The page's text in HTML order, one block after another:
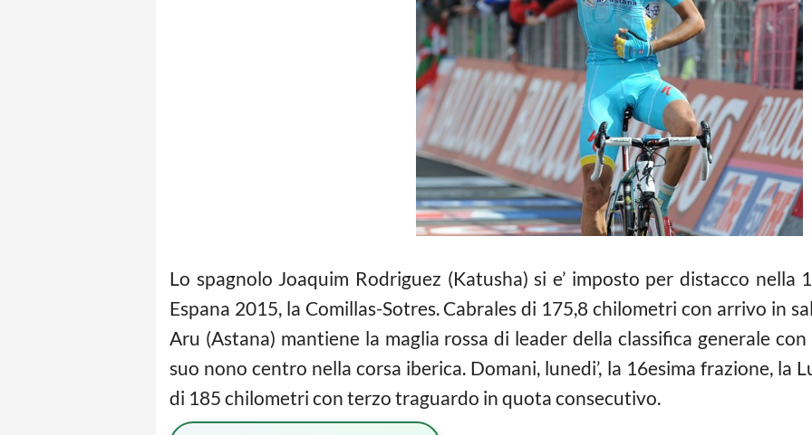
Lo spagnolo Joaquim Rodriguez (Katusha) si e’ imposto per distacco nella
Espana 2015, la Comillas-Sotres. Cabrales di 175,8 chilometri con arrivo in
Aru (Astana) mantiene la maglia rossa di leader della classifica generale con
suo nono centro nella corsa iberica. Domani, lunedi’, la 16esima frazione, la
di 185 chilometri con terzo traguardo in quota consecutivo.